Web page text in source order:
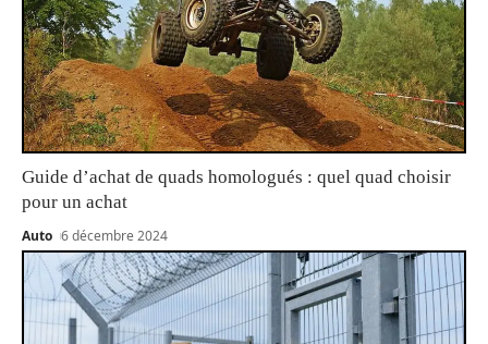
Guide d’achat de quads homologués : quel quad choisir
pour un achat
Auto 6 décembre 2024